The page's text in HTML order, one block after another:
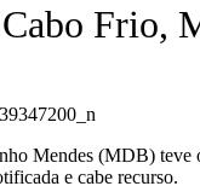
Frio,
Mendes (MDB)
e cabe recurso.